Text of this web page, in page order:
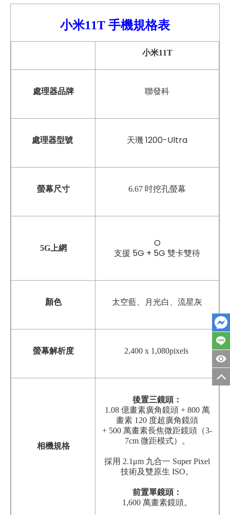
小米11T 手機規格表
小米11T
處理器品牌 聯發科
處理器型號 天璣 1200-Ultra
螢幕尺寸 6.67 吋挖孔螢幕
5G上網
O
支援 5G + 5G 雙卡雙待
顏色 太空藍 月光白 流星灰
螢幕解析度 2,400 x 1,080pixels
相機規格
後置三鏡頭：
1.08 億畫素廣角鏡頭 + 800 萬
畫素 120 度超廣角鏡頭
+ 500 萬畫素長焦微距鏡頭（3-
7cm 微距模式）。
採用 2.1μm 九合一 Super Pixel
技術及雙原生 ISO。
前置單鏡頭 ：
1,600 萬畫素鏡頭。